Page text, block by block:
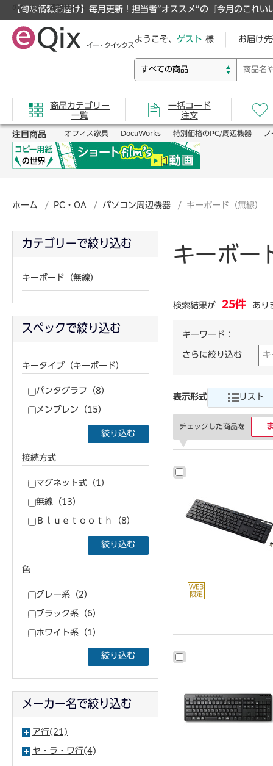
【旬な情報お届け】毎月更新！担当者”オススメ”の『今月のこれい
のオフィス通販サイト
ようこそ、 ゲスト 様 お届け
商品カテゴリー
一覧
一括コード
注文
注目商品 オフィス家具 DocuWorks 特別価格のPC/周辺機器 ノ
ホーム PC・OA パソコン周辺機器 キーボード（無線）
キーボー
検索結果が 25件 あり
キーワード：
さらに絞り込む
表示形式 リスト
チェックした商品を
カテゴリーで絞り込む
キーボード（無線）
スペックで絞り込む
キータイプ（キーボード）
パンタグラフ（8）
メンブレン（15）
絞り込む
接続方式
マグネット式（1）
無線（13）
Ｂｌｕｅｔｏｏｔｈ（8）
絞り込む
色
グレー系（2）
ブラック系（6）
ホワイト系（1）
絞り込む
メーカー名で絞り込む
ア行(21)
ヤ・ラ・ワ行(4)